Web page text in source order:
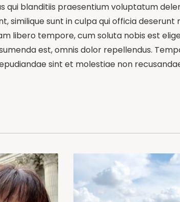
qui blanditiis praesentium voluptatum
sunt in culpa qui officia
libero tempore, cum soluta nobis est
est, omnis dolor repellendus.
sint et molestiae non